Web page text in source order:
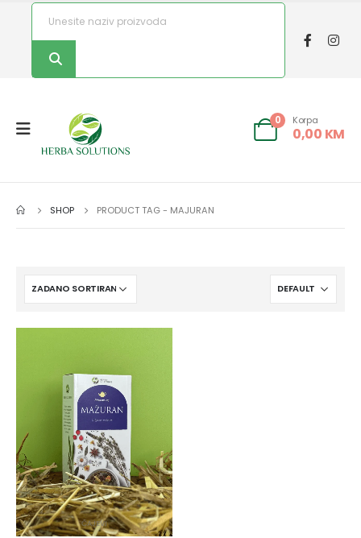
0 Korpa
0,00 KM
SHOP PRODUCT TAG - MAJURAN
ČAJEVI